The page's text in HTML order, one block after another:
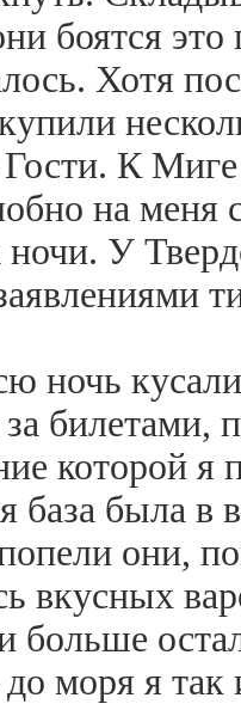
боятся
Хотя
К
на меня
ночи. У
ночь
билетами,
которой
база была в
они,
вкусных
больше
моря я так